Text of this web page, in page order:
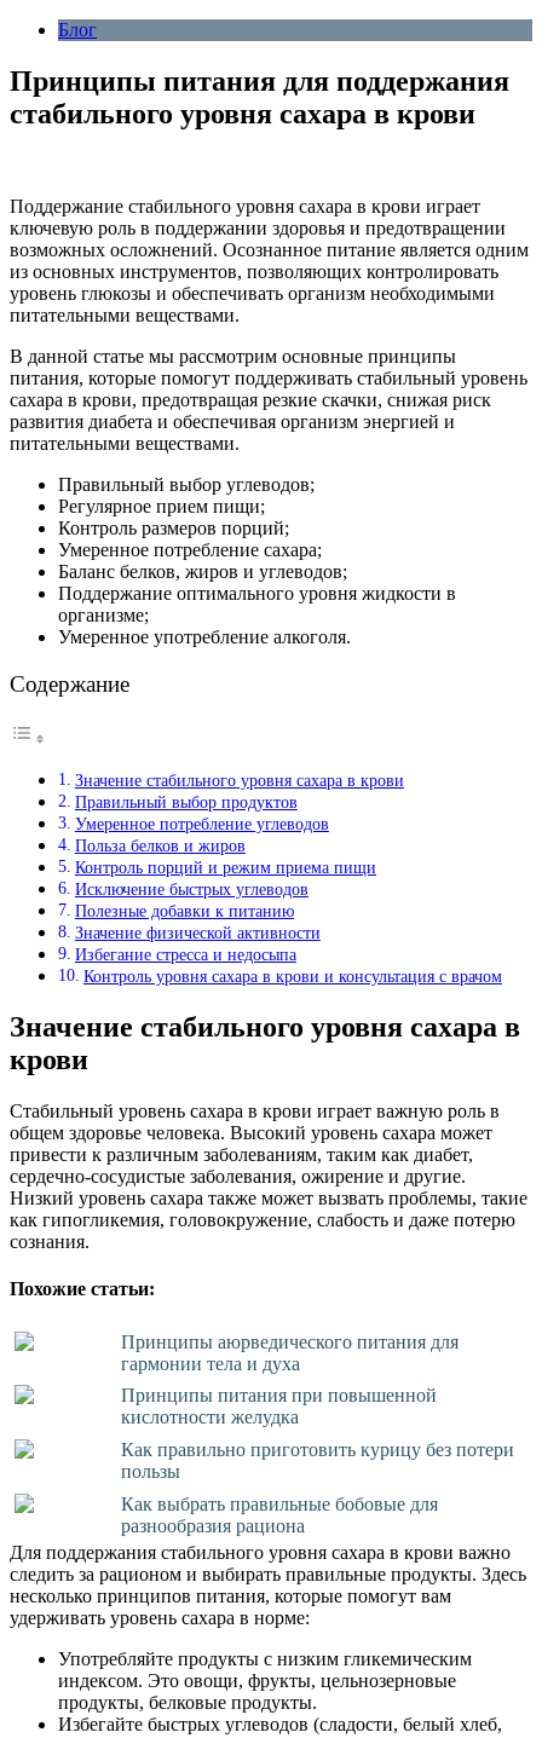
Блог
Принципы питания для поддержания
стабильного уровня сахара в крови
Поддержание стабильного уровня сахара в крови играет
ключевую роль в поддержании здоровья и предотвращении
возможных осложнений. Осознанное питание является одним
из основных инструментов, позволяющих контролировать
уровень глюкозы и обеспечивать организм необходимыми
питательными веществами.
В данной статье мы рассмотрим основные принципы
питания, которые помогут поддерживать стабильный уровень
сахара в крови, предотвращая резкие скачки, снижая риск
развития диабета и обеспечивая организм энергией и
питательными веществами.
Правильный выбор углеводов;
Регулярное прием пищи;
Контроль размеров порций;
Умеренное потребление сахара;
Баланс белков, жиров и углеводов;
Поддержание оптимального уровня жидкости в
организме;
Умеренное употребление алкоголя.
Содержание
Значение стабильного уровня сахара в крови
Правильный выбор продуктов
Умеренное потребление углеводов
Польза белков и жиров
Контроль порций и режим приема пищи
Исключение быстрых углеводов
Полезные добавки к питанию
Значение физической активности
Избегание стресса и недосыпа
Контроль уровня сахара в крови и консультация с врачом
Значение стабильного уровня сахара в
крови
Стабильный уровень сахара в крови играет важную роль в
общем здоровье человека. Высокий уровень сахара может
привести к различным заболеваниям, таким как диабет,
сердечно-сосудистые заболевания, ожирение и другие.
Низкий уровень сахара также может вызвать проблемы, такие
как гипогликемия, головокружение, слабость и даже потерю
сознания.
Похожие статьи:
Принципы аюрведического питания для
гармонии тела и духа
Принципы питания при повышенной
кислотности желудка
Как правильно приготовить курицу без потери
пользы
Как выбрать правильные бобовые для
разнообразия рациона
Для поддержания стабильного уровня сахара в крови важно
следить за рационом и выбирать правильные продукты. Здесь
несколько принципов питания, которые помогут вам
удерживать уровень сахара в норме:
Употребляйте продукты с низким гликемическим
индексом. Это овощи, фрукты, цельнозерновые
продукты, белковые продукты.
Избегайте быстрых углеводов (сладости, белый хлеб,